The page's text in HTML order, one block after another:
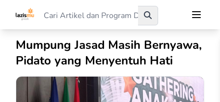
Mumpung Jasad Masih Bernyawa,
Pidato yang Menyentuh Hati